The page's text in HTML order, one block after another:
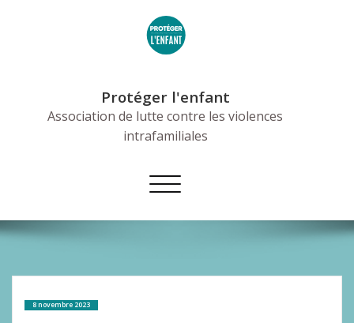
Protéger l'enfant
Association de lutte contre les violences
intrafamiliales
Afficher/masquer
la
8 novembre 2023